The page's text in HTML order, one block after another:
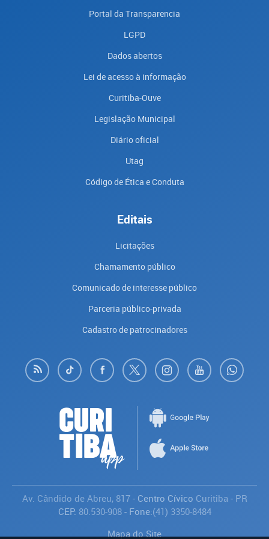
Portal da Transparencia
LGPD
Dados abertos
Lei de acesso à informação
Curitiba-Ouve
Legislação Municipal
Diário oficial
Utag
Código de Ética e Conduta
Editais
Licitações
Chamamento público
Comunicado de interesse público
Parceria público-privada
Cadastro de patrocinadores
Av. Cândido de Abreu, 817- Centro Cívico Curitiba - PR
CEP: 80.530-908- Fone:(41) 3350-8484
Mapa do Site